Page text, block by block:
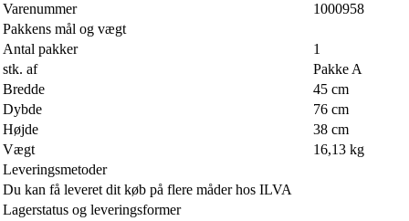
Varenummer
1000958
Pakkens mål og vægt
Antal pakker
1
stk. af
Pakke A
Bredde
45 cm
Dybde
76 cm
Højde
38 cm
Vægt
16,13 kg
Leveringsmetoder
Du kan få leveret dit køb på flere måder hos ILVA
Lagerstatus og leveringsformer